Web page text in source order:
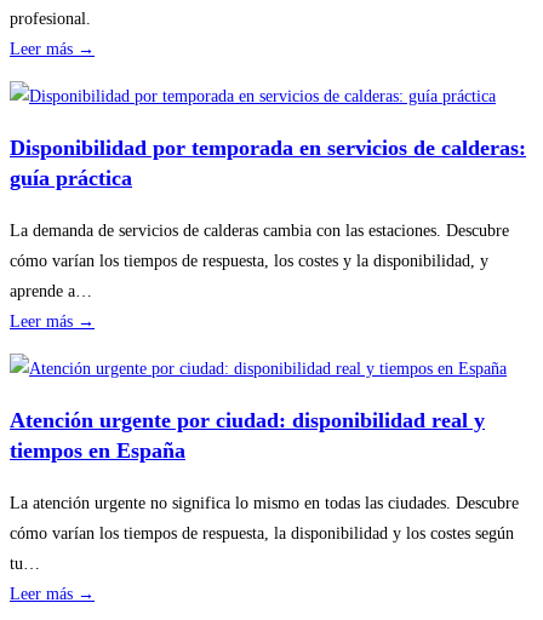
profesional.
Leer más →
planificar
revisiones
básicas
hogar
sin
Disponibilidad por temporada en servicios de calderas:
guía práctica
La demanda de servicios de calderas cambia con las estaciones. Descubre
cómo varían los tiempos de respuesta, los costes y la disponibilidad, y
aprende a…
Leer más →
por
temporada
de
calderas:
Atención urgente por ciudad: disponibilidad real y
tiempos en España
La atención urgente no significa lo mismo en todas las ciudades. Descubre
cómo varían los tiempos de respuesta, la disponibilidad y los costes según
tu…
Leer más →